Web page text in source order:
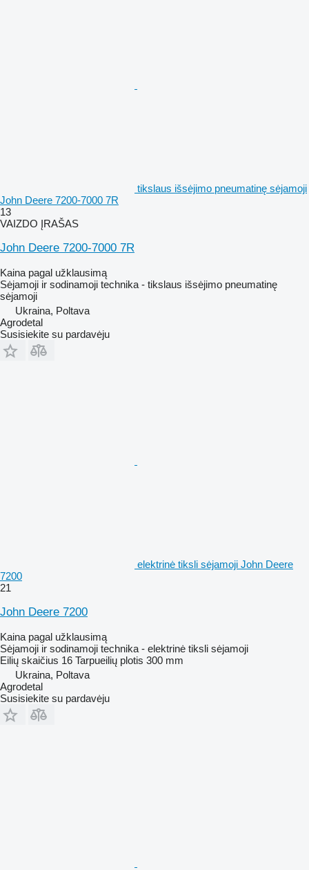
tikslaus išsėjimo pneumatinę sėjamoji
John Deere 7200-7000 7R
13
VAIZDO ĮRAŠAS
John Deere 7200-7000 7R
Kaina pagal užklausimą
Sėjamoji ir sodinamoji technika - tikslaus išsėjimo pneumatinę
sėjamoji
Ukraina, Poltava
Agrodetal
Susisiekite su pardavėju
elektrinė tiksli sėjamoji John Deere
7200
21
John Deere 7200
Kaina pagal užklausimą
Sėjamoji ir sodinamoji technika - elektrinė tiksli sėjamoji
Eilių skaičius 16 Tarpueilių plotis 300 mm
Ukraina, Poltava
Agrodetal
Susisiekite su pardavėju